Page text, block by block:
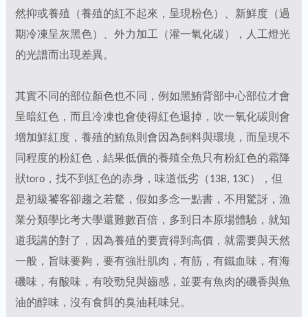
然抑或養殖（養殖的紅不起來，呈現粉色）、新鮮度（過
期冷凍呈灰黑色）、外力加工（灌一氧化碳），人工燈光
的光譜而出現差異。
其實不同的部位顏色也不同，例如黑鮪背部中心部位才會
呈暗紅色，而且冷凍也會使得紅色退掉，吹一氧化碳則會
增加鮮紅度，養殖的鮪魚則會因為飼料與環境，而呈現不
同程度的粉紅色，結果低價的養殖全魚只有粉紅色的霜降
狀toro，找不到紅色的赤身，味道低劣（13B, 13C），但
是初級饕客卻趨之若騖，假如多念一點書，不用驚訝，漁
業分類學比考大學還難數百倍，多到日本原場體驗，就知
道我講的對了，因為養殖的要賣得到高價，就需要與天然
一般，旨味要夠，要有強壯肌肉，有筋，有鐵血味，有海
磯味，有酸味，有咬勁兒與齒感，並要有魚肉的磯香與魚
油的醇味，沒有食餌的臭油耗味兒。